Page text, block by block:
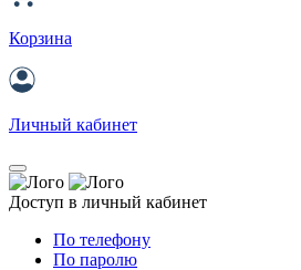
Корзина
Личный кабинет
Доступ в личный кабинет
По телефону
По паролю